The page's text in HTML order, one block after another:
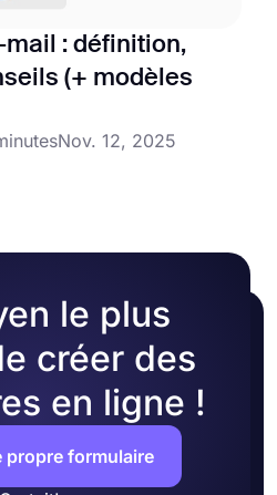
: définition,
(+ modèles
Nov. 12, 2025
le plus
créer des
en ligne !
propre formulaire